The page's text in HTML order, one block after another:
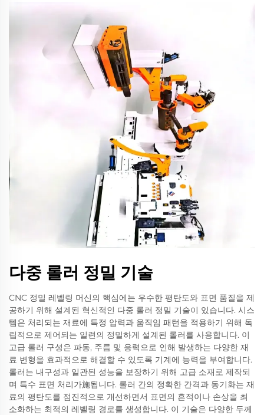
다중 롤러 정밀 기술
CNC 정밀 레벨링 머신의 핵심에는 우수한 평탄도와 표면 품질을 제
공하기 위해 설계된 혁신적인 다중 롤러 정밀 기술이 있습니다. 시스
템은 처리되는 재료에 특정 압력과 움직임 패턴을 적용하기 위해 독
립적으로 제어되는 일련의 정밀하게 설계된 롤러를 사용합니다. 이
고급 롤러 구성은 파동, 주름 및 응력으로 인해 발생하는 다양한 재
료 변형을 효과적으로 해결할 수 있도록 기계에 능력을 부여합니다.
롤러는 내구성과 일관된 성능을 보장하기 위해 고급 소재로 제작되
며 특수 표면 처리가施됩니다. 롤러 간의 정확한 간격과 동기화는 재
료의 평탄도를 점진적으로 개선하면서 표면의 흔적이나 손상을 최
소화하는 최적의 레벨링 경로를 생성합니다. 이 기술은 다양한 두께